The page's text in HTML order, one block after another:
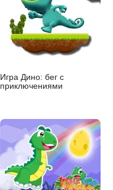
Игра Дино: бег с
приключениями